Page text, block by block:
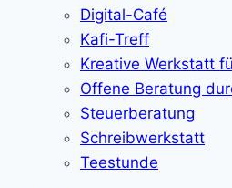
Digital-Café
Kafi-Treff
Kreative Werkstatt
Offene Beratung
Steuerberatung
Schreibwerkstatt
Teestunde